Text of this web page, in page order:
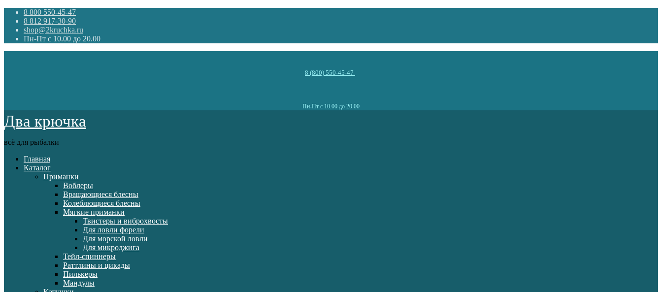
8 800 550-45-47
8 812 917-30-90
shop@2kruchka.ru
Пн-Пт с 10.00 до 20.00
8 (800) 550-45-47
Пн-Пт с 10.00 до 20.00
Два крючка
всё для рыбалки
Главная
Каталог
Приманки
Воблеры
Вращающиеся блесны
Колеблющиеся блесны
Мягкие приманки
Твистеры и виброхвосты
Для ловли форели
Для морской ловли
Для микроджига
Тейл-спиннеры
Раттлины и цикады
Пилькеры
Мандулы